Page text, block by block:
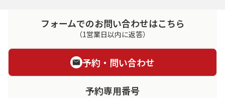
フォームでのお問い合わせはこちら
（1営業日以内に返答）
予約・問い合わせ
予約専用番号